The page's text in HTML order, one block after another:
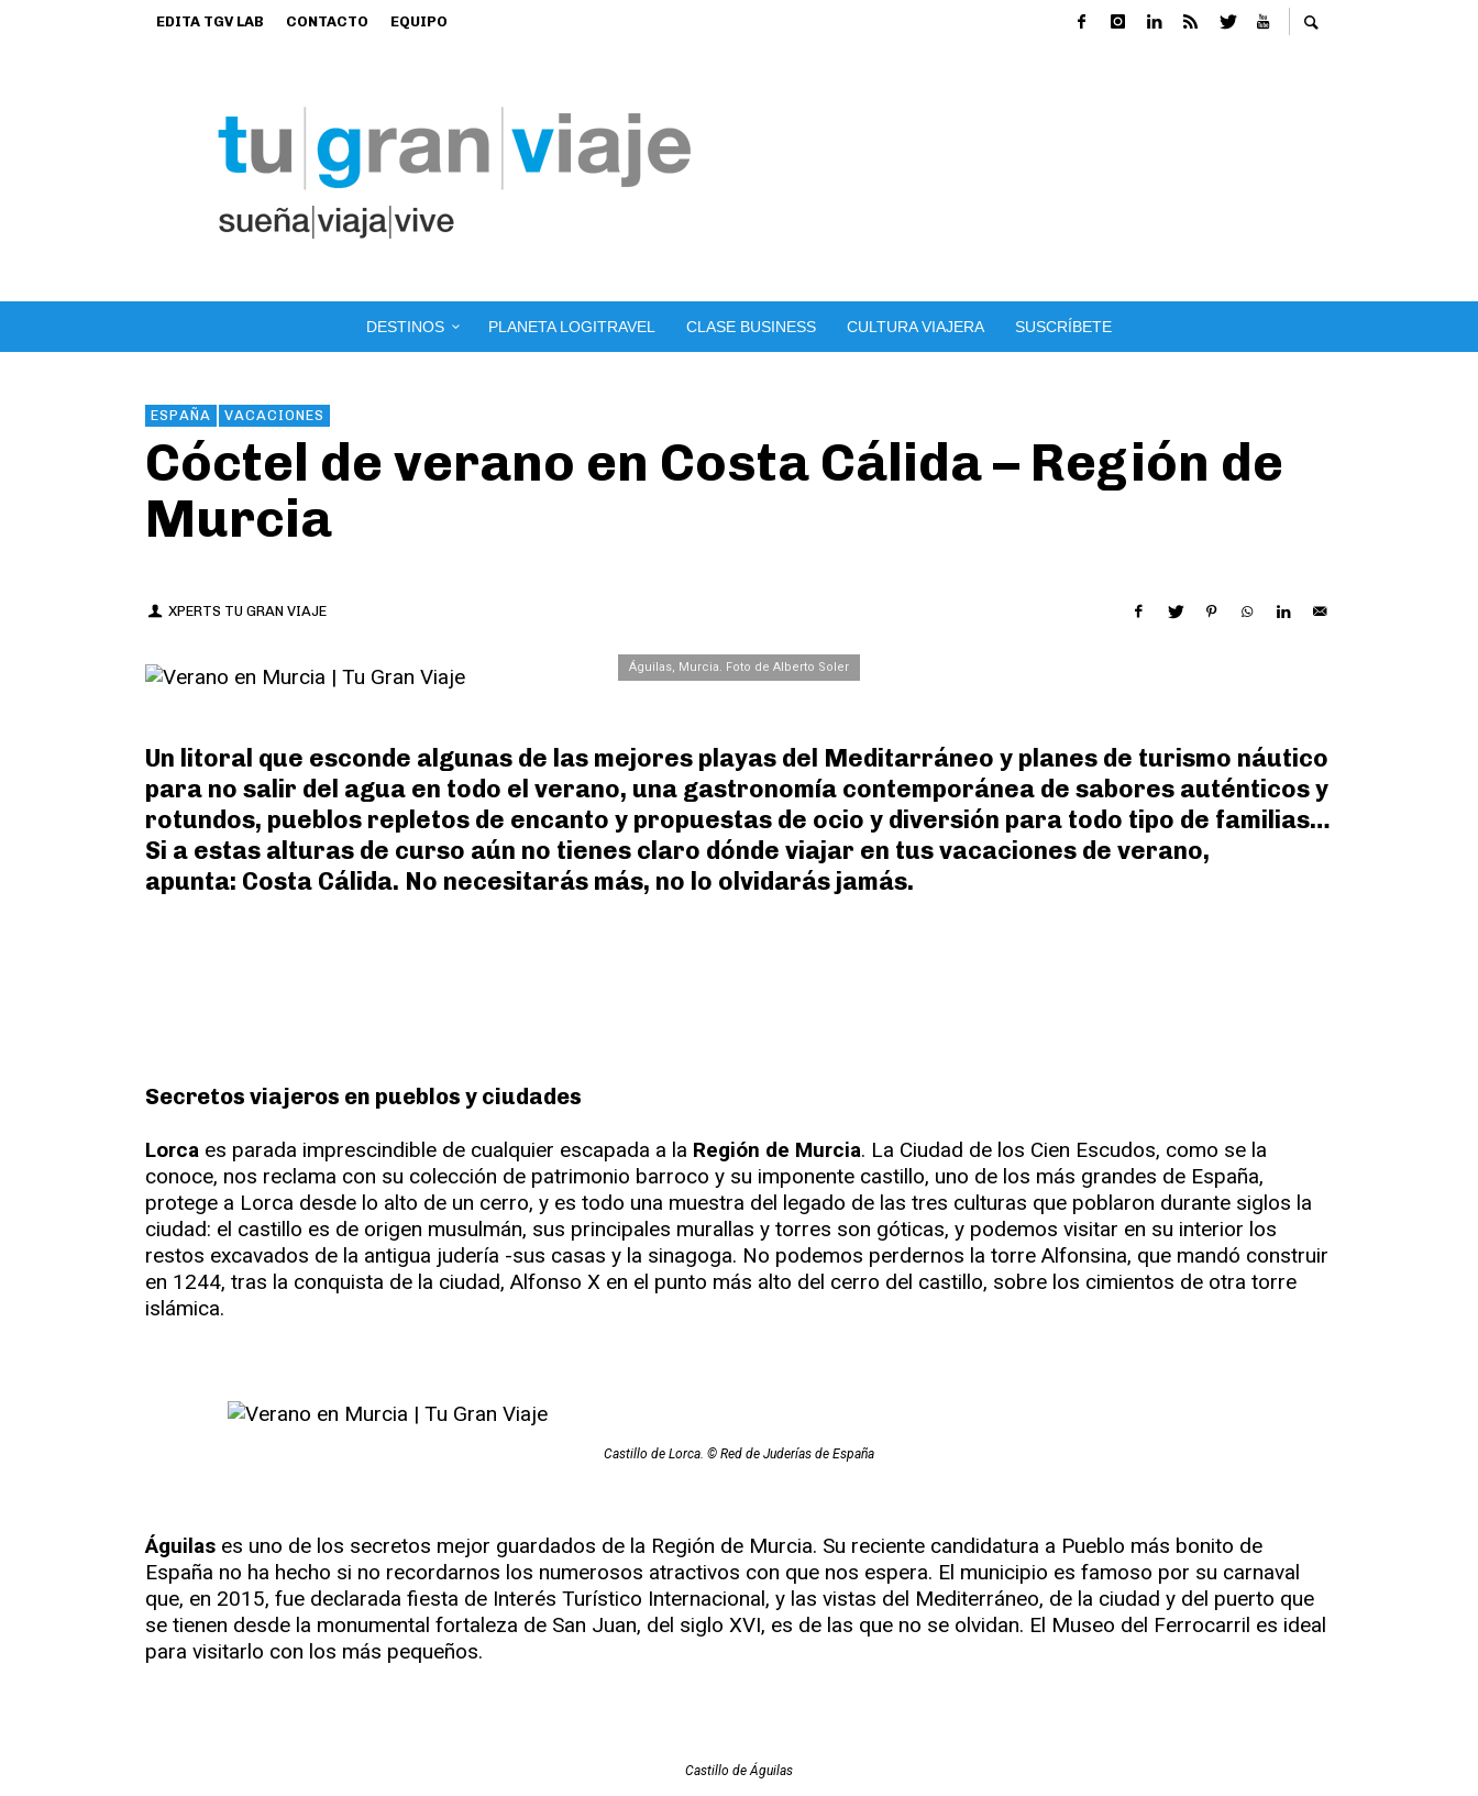
EDITA TGV LAB CONTACTO EQUIPO
DESTINOS PLANETA LOGITRAVEL CLASE BUSINESS CULTURA VIAJERA SUSCRÍBETE
ESPAÑA VACACIONES
Cóctel de verano en Costa Cálida – Región de
Murcia
XPERTS TU GRAN VIAJE
Águilas, Murcia. Foto de Alberto Soler
Un litoral que esconde algunas de las mejores playas del Meditarráneo y planes de turismo náutico
para no salir del agua en todo el verano, una gastronomía contemporánea de sabores auténticos y
rotundos, pueblos repletos de encanto y propuestas de ocio y diversión para todo tipo de familias…
Si a estas alturas de curso aún no tienes claro dónde viajar en tus vacaciones de verano,
apunta: Costa Cálida. No necesitarás más, no lo olvidarás jamás.
Secretos viajeros en pueblos y ciudades
Lorca es parada imprescindible de cualquier escapada a la Región de Murcia. La Ciudad de los Cien Escudos, como se la
conoce, nos reclama con su colección de patrimonio barroco y su imponente castillo, uno de los más grandes de España,
protege a Lorca desde lo alto de un cerro, y es todo una muestra del legado de las tres culturas que poblaron durante siglos la
ciudad: el castillo es de origen musulmán, sus principales murallas y torres son góticas, y podemos visitar en su interior los
restos excavados de la antigua judería -sus casas y la sinagoga. No podemos perdernos la torre Alfonsina, que mandó construir
en 1244, tras la conquista de la ciudad, Alfonso X en el punto más alto del cerro del castillo, sobre los cimientos de otra torre
islámica.
Castillo de Lorca. © Red de Juderías de España
Águilas es uno de los secretos mejor guardados de la Región de Murcia. Su reciente candidatura a Pueblo más bonito de
España no ha hecho si no recordarnos los numerosos atractivos con que nos espera. El municipio es famoso por su carnaval
que, en 2015, fue declarada fiesta de Interés Turístico Internacional, y las vistas del Mediterráneo, de la ciudad y del puerto que
se tienen desde la monumental fortaleza de San Juan, del siglo XVI, es de las que no se olvidan. El Museo del Ferrocarril es ideal
para visitarlo con los más pequeños.
Castillo de Águilas